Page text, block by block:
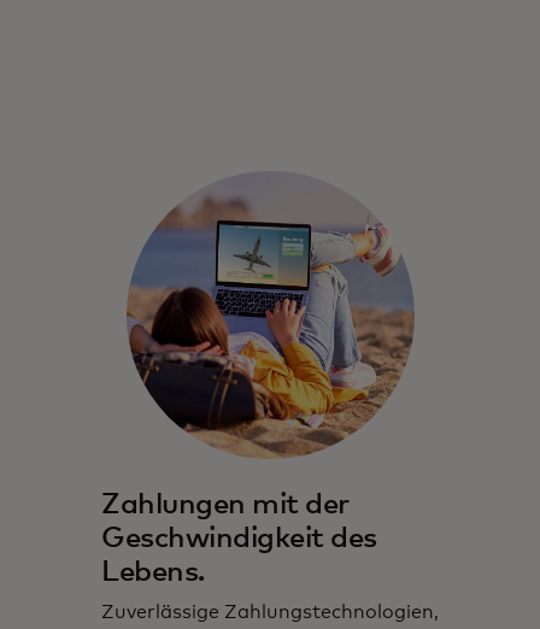
Zahlungen mit der
Geschwindigkeit des
Lebens.
Zuverlässige Zahlungstechnologien,